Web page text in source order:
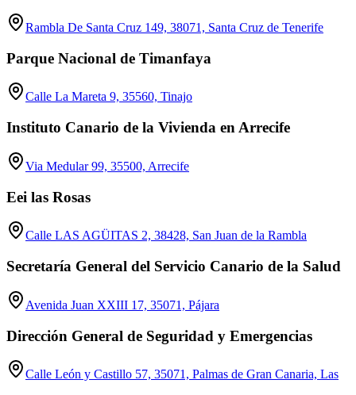
Rambla De Santa Cruz 149, 38071, Santa Cruz de Tenerife
Parque Nacional de Timanfaya
Calle La Mareta 9, 35560, Tinajo
Instituto Canario de la Vivienda en Arrecife
Via Medular 99, 35500, Arrecife
Eei las Rosas
Calle LAS AGÜITAS 2, 38428, San Juan de la Rambla
Secretaría General del Servicio Canario de la Salud
Avenida Juan XXIII 17, 35071, Pájara
Dirección General de Seguridad y Emergencias
Calle León y Castillo 57, 35071, Palmas de Gran Canaria, Las